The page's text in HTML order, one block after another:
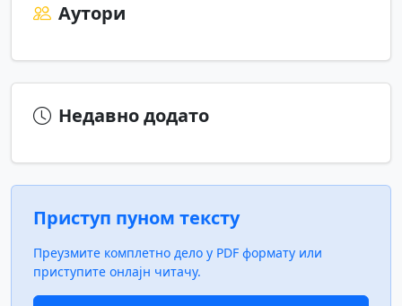
Аутори
Недавно додато
Приступ пуном тексту
Преузмите комплетно дело у PDF формату или
приступите онлајн читачу.